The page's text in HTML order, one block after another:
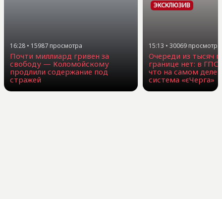
16:28 • 15987 просмотра
Почти миллиард гривен за
свободу — Коломойскому
продлили содержание под
стражей
ЭКСКЛЮЗИВ
15:13 • 30069 просмотра
Очереди из тысяч
границе нет: в
что на самом деле
система «єЧерга»